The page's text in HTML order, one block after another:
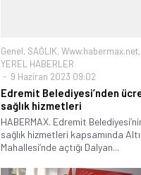
Genel, SAĞLIK, Www.habermax.net,
YEREL HABERLER
9 Haziran 2023 09:02
Edremit Belediyesi’nden
sağlık hizmetleri
HABERMAX. Edremit
sağlık hizmetleri kapsamında
Mahallesi’nde açtığı Dalyan...